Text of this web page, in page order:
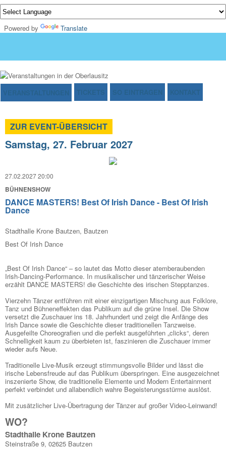
Powered by Translate
VERANSTALTUNGEN TICKETS SO EINTRAGEN KONTAKT
ZUR EVENT-ÜBERSICHT
Samstag, 27. Februar 2027
27.02.2027 20:00
BÜHNENSHOW
DANCE MASTERS! Best Of Irish Dance - Best Of Irish
Dance
Stadthalle Krone Bautzen, Bautzen
Best Of Irish Dance
„Best Of Irish Dance“ – so lautet das Motto dieser atemberaubenden
Irish-Dancing-Performance. In musikalischer und tänzerischer Weise
erzählt DANCE MASTERS! die Geschichte des irischen Stepptanzes.
Vierzehn Tänzer entführen mit einer einzigartigen Mischung aus Folklore,
Tanz und Bühneneffekten das Publikum auf die grüne Insel. Die Show
versetzt die Zuschauer ins 18. Jahrhundert und zeigt die Anfänge des
Irish Dance sowie die Geschichte dieser traditionellen Tanzweise.
Ausgefeilte Choreografien und die perfekt ausgeführten „clicks“, deren
Schnelligkeit kaum zu überbieten ist, faszinieren die Zuschauer immer
wieder aufs Neue.
Traditionelle Live-Musik erzeugt stimmungsvolle Bilder und lässt die
irische Lebensfreude auf das Publikum überspringen. Eine ausgezeichnet
inszenierte Show, die traditionelle Elemente und Modern Entertainment
perfekt verbindet und allabendlich wahre Begeisterungsstürme auslöst.
Mit zusätzlicher Live-Übertragung der Tänzer auf großer Video-Leinwand!
WO?
Stadthalle Krone Bautzen
Steinstraße 9, 02625 Bautzen